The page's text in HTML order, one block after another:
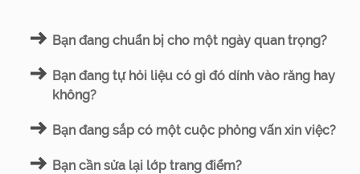
Bạn đang chuẩn bị cho một ngày quan trọng?
Bạn đang tự hỏi liệu có gì đó dính vào răng hay
không?
Bạn đang sắp có một cuộc phỏng vấn xin việc?
Bạn cần sửa lại lớp trang điểm?